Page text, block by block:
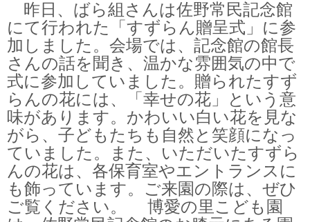
昨日、ばら組さんは佐野常民記念館
にて行われた「すずらん贈呈式」に参
加しました。会場では、記念館の館長
さんの話を聞き、温かな雰囲気の中で
式に参加していました。贈られたすず
らんの花には、「幸せの花」という意
味があります。かわいい白い花を見な
がら、子どもたちも自然と笑顔になっ
ていました。また、いただいたすずら
んの花は、各保育室やエントランスに
も飾っています。ご来園の際は、ぜひ
ご覧ください。 博愛の里こども園